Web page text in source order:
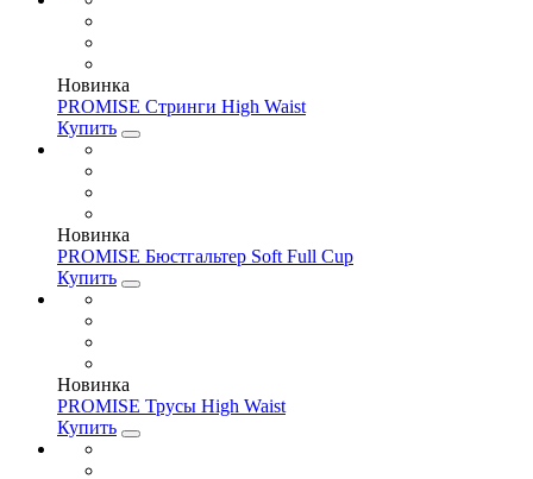
Новинка
PROMISE Стринги High Waist
Купить
Новинка
PROMISE Бюстгальтер Soft Full Cup
Купить
Новинка
PROMISE Трусы High Waist
Купить